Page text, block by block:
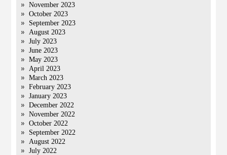
November 2023
October 2023
September 2023
August 2023
July 2023
June 2023
May 2023
April 2023
March 2023
February 2023
January 2023
December 2022
November 2022
October 2022
September 2022
August 2022
July 2022